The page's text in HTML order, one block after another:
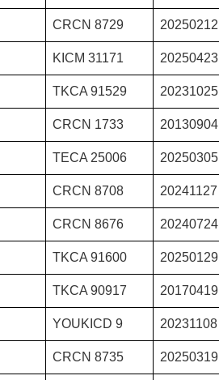
CRCN 8729 20250212
KICM 31171 20250423
TKCA 91529 20231025
CRCN 1733 20130904
TECA 25006 20250305
CRCN 8708 20241127
CRCN 8676 20240724
TKCA 91600 20250129
TKCA 90917 20170419
YOUKICD 9 20231108
CRCN 8735 20250319